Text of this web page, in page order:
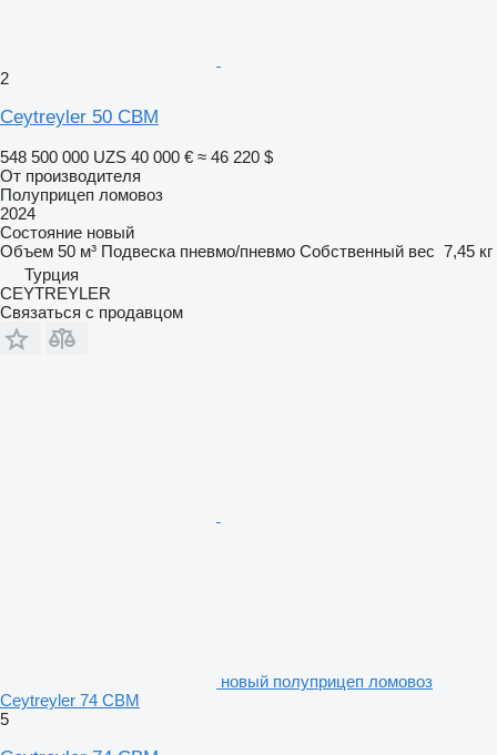
2
Ceytreyler 50 CBM
548 500 000 UZS 40 000 € ≈ 46 220 $
От производителя
Полуприцеп ломовоз
2024
Состояние новый
Объем 50 м³ Подвеска пневмо/пневмо Собственный вес 7,45 кг
Турция
CEYTREYLER
Связаться с продавцом
новый полуприцеп ломовоз
Ceytreyler 74 CBM
5